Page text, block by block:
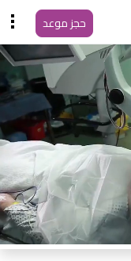
حجز موعد